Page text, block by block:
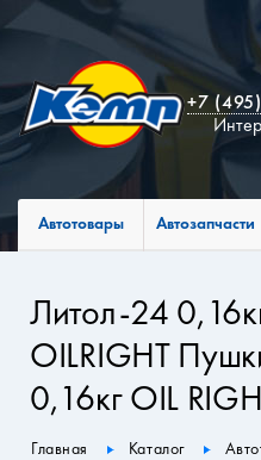
+7
Автотовары Автозапчасти
Литол-24
OILRIGHT
0,16кг OIL
Главная Каталог